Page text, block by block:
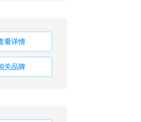
看详情
关品牌